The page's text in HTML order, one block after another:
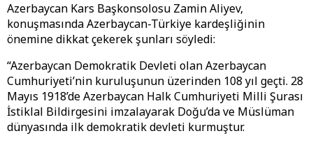
Azerbaycan Kars Başkonsolosu Zamin Aliyev,
konuşmasında Azerbaycan-Türkiye kardeşliğinin
önemine dikkat çekerek şunları söyledi:
“Azerbaycan Demokratik Devleti olan Azerbaycan
Cumhuriyeti’nin kuruluşunun üzerinden 108 yıl geçti. 28
Mayıs 1918’de Azerbaycan Halk Cumhuriyeti Milli Şurası
İstiklal Bildirgesini imzalayarak Doğu’da ve Müslüman
dünyasında ilk demokratik devleti kurmuştur.